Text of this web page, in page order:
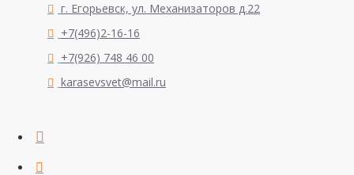
г. Егорьевск, ул. Механизаторов д.22
+7(496)2-16-16
+7(926) 748 46 00
karasevsvet@mail.ru